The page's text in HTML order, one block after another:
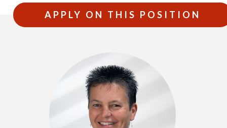
APPLY ON THIS POSITION